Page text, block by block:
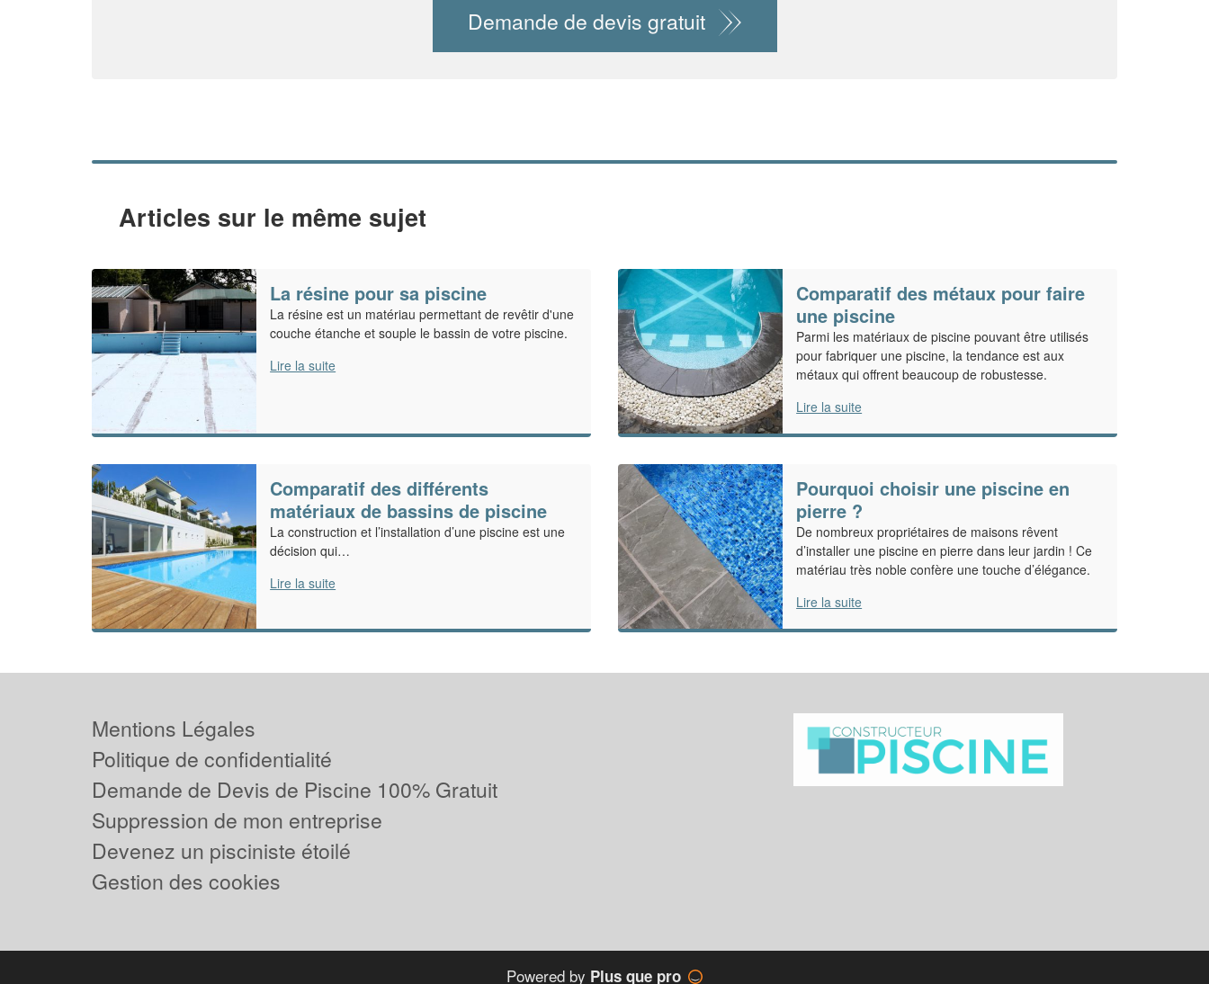
Demande de devis gratuit
Articles sur le même sujet
La résine pour sa piscine
La résine est un matériau permettant de revêtir d'une
couche étanche et souple le bassin de votre piscine.
Lire la suite
Comparatif des métaux pour faire
une piscine
Parmi les matériaux de piscine pouvant être utilisés
pour fabriquer une piscine, la tendance est aux
métaux qui offrent beaucoup de robustesse.
Lire la suite
Comparatif des différents
matériaux de bassins de piscine
La construction et l’installation d’une piscine est une
décision qui…
Lire la suite
Pourquoi choisir une piscine en
pierre ?
De nombreux propriétaires de maisons rêvent
d’installer une piscine en pierre dans leur jardin ! Ce
matériau très noble confère une touche d’élégance.
Lire la suite
Mentions Légales
Politique de confidentialité
Demande de Devis de Piscine 100% Gratuit
Suppression de mon entreprise
Devenez un pisciniste étoilé
Gestion des cookies
Powered by Plus que pro